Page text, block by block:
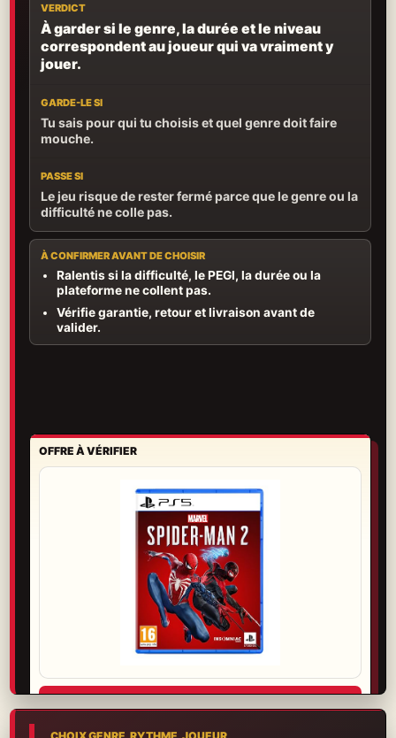
VERDICT
À garder si le genre, la durée et le niveau
correspondent au joueur qui va vraiment y
jouer.
GARDE-LE SI
Tu sais pour qui tu choisis et quel genre doit faire
mouche.
PASSE SI
Le jeu risque de rester fermé parce que le genre ou la
difficulté ne colle pas.
À CONFIRMER AVANT DE CHOISIR
Ralentis si la difficulté, le PEGI, la durée ou la
plateforme ne collent pas.
Vérifie garantie, retour et livraison avant de
valider.
OFFRE À VÉRIFIER